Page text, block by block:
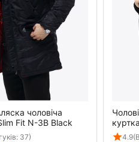
чоловіча
Fit N-3B Black
37)
Black
4.9